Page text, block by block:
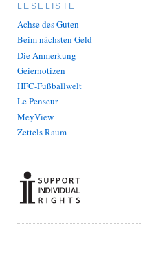
LESELISTE
Achse des Guten
Beim nächsten Geld
Die Anmerkung
Geiernotizen
HFC-Fußballwelt
Le Penseur
MeyView
Zettels Raum